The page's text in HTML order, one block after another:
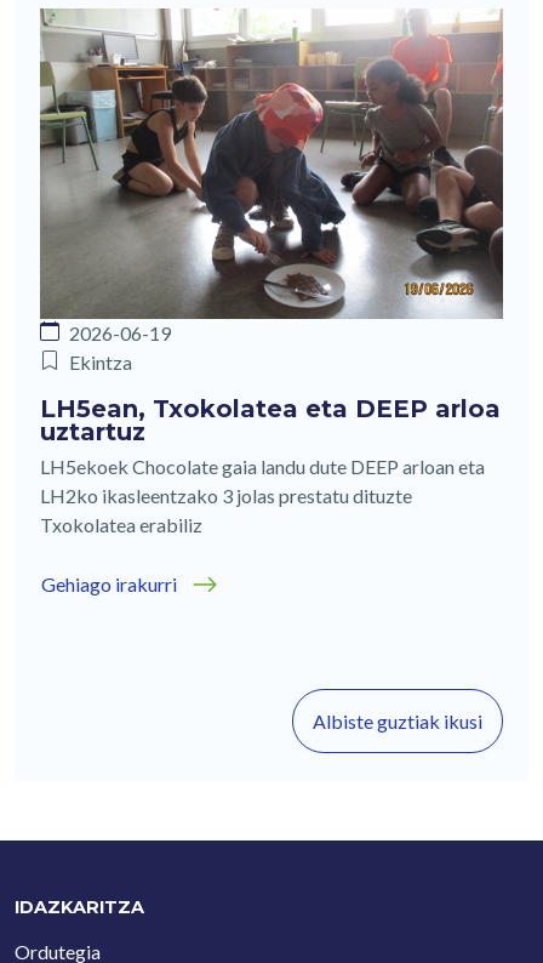
2026-06-19
Ekintza
LH5ean, Txokolatea eta DEEP arloa
uztartuz
LH5ekoek Chocolate gaia landu dute DEEP arloan eta
LH2ko ikasleentzako 3 jolas prestatu dituzte
Txokolatea erabiliz
Gehiago irakurri
Albiste guztiak ikusi
IDAZKARITZA
Ordutegia